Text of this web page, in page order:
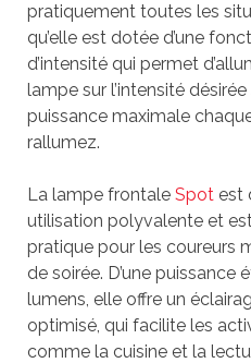
pratiquement toutes les
qu’elle est dotée d’une
d’intensité qui permet
lampe sur l’intensité
puissance maximale
rallumez.
La lampe frontale Spotest
utilisation polyvalente et
pratique pour les coureurs
de soirée. D’une puissance
lumens, elle offre un
optimisé, qui facilite les
comme la cuisine et la